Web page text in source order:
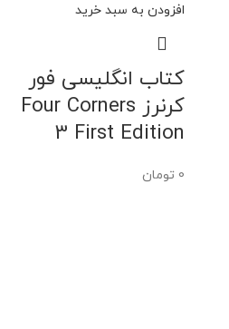
افزودن به سبد خرید
کتاب انگلیسی فور
کرنرز Four Corners
3 First Edition
0 تومان